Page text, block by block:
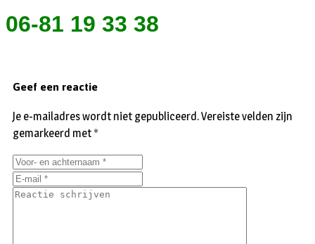
06-81 19 33 38
Geef een reactie
Je e-mailadres wordt niet gepubliceerd.Vereiste velden zijn
gemarkeerd met *